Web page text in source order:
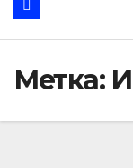
Метка: